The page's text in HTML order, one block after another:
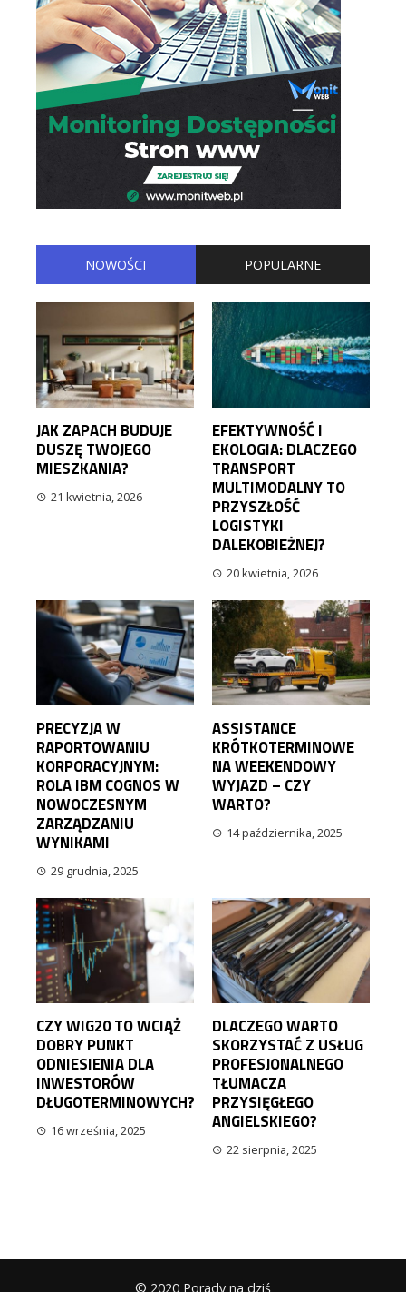
NOWOŚCI POPULARNE
JAK ZAPACH BUDUJE
DUSZĘ TWOJEGO
MIESZKANIA?
21 kwietnia, 2026
EFEKTYWNOŚĆ I
EKOLOGIA: DLACZEGO
TRANSPORT
MULTIMODALNY TO
PRZYSZŁOŚĆ
LOGISTYKI
DALEKOBIEŻNEJ?
20 kwietnia, 2026
PRECYZJA W
RAPORTOWANIU
KORPORACYJNYM:
ROLA IBM COGNOS W
NOWOCZESNYM
ZARZĄDZANIU
WYNIKAMI
29 grudnia, 2025
ASSISTANCE
KRÓTKOTERMINOWE
NA WEEKENDOWY
WYJAZD – CZY
WARTO?
14 października, 2025
CZY WIG20 TO WCIĄŻ
DOBRY PUNKT
ODNIESIENIA DLA
INWESTORÓW
DŁUGOTERMINOWYCH?
16 września, 2025
DLACZEGO WARTO
SKORZYSTAĆ Z USŁUG
PROFESJONALNEGO
TŁUMACZA
PRZYSIĘGŁEGO
ANGIELSKIEGO?
22 sierpnia, 2025
© 2020 Porady na dziś